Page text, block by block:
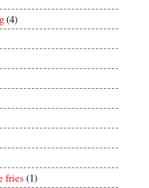
(4)
fries(1)